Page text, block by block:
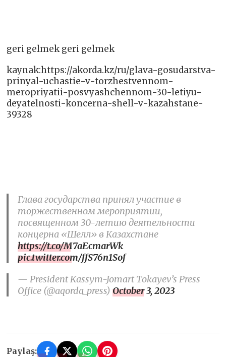
geri gelmek geri gelmek
kaynak:https://akorda.kz/ru/glava-gosudarstva-
prinyal-uchastie-v-torzhestvennom-
meropriyatii-posvyashchennom-30-letiyu-
deyatelnosti-koncerna-shell-v-kazahstane-
39328
Глава государства принял участие в
торжественном мероприятии,
посвященном 30-летию деятельности
концерна «Шелл» в Казахстане
https://t.co/M7aEcmarWk
pic.twitter.com/ffS76n1Sof
— President Kassym-Jomart Tokayev’s Press
Office (@aqorda_press)October 3, 2023
Paylaş: